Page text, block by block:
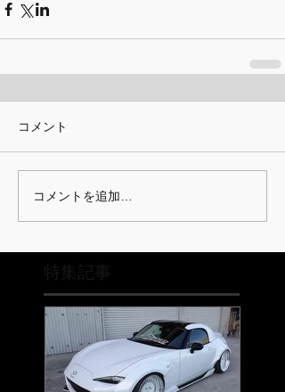
特集記事
コメント
コメントを追加…